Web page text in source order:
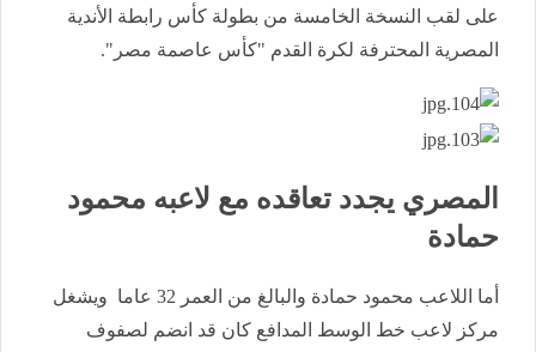
على لقب النسخة الخامسة من بطولة كأس رابطة الأندية
المصرية المحترفة لكرة القدم "كأس عاصمة مصر".
المصري يجدد تعاقده مع لاعبه محمود
حمادة
أما اللاعب محمود حمادة والبالغ من العمر 32 عاما ويشغل
مركز لاعب خط الوسط المدافع كان قد انضم لصفوف